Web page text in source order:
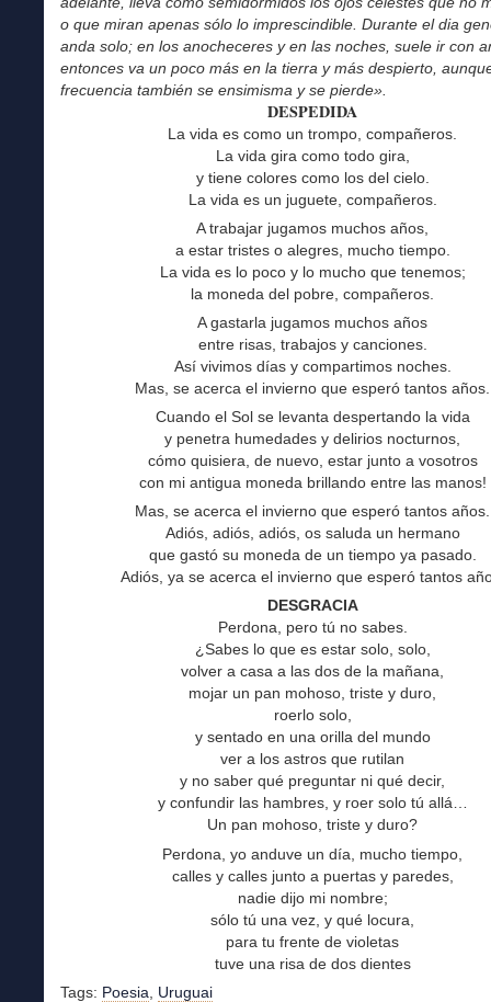
o que miran apenas sólo lo imprescindible. Durante el dia
anda solo; en los anocheceres y en las noches, suele ir con
entonces va un poco más en la tierra y más despierto,
frecuencia también se ensimisma y se pierde».
DESPEDIDA
La vida es como un trompo, compañeros.
La vida gira como todo gira,
y tiene colores como los del cielo.
La vida es un juguete, compañeros.
A trabajar jugamos muchos años,
a estar tristes o alegres, mucho tiempo.
La vida es lo poco y lo mucho que tenemos;
la moneda del pobre, compañeros.
A gastarla jugamos muchos años
entre risas, trabajos y canciones.
Así vivimos días y compartimos noches.
Mas, se acerca el invierno que esperó tantos años.
Cuando el Sol se levanta despertando la vida
y penetra humedades y delirios nocturnos,
cómo quisiera, de nuevo, estar junto a vosotros
con mi antigua moneda brillando entre las manos!
Mas, se acerca el invierno que esperó tantos años.
Adiós, adiós, adiós, os saluda un hermano
que gastó su moneda de un tiempo ya pasado.
Adiós, ya se acerca el invierno que esperó tantos
DESGRACIA
Perdona, pero tú no sabes.
¿Sabes lo que es estar solo, solo,
volver a casa a las dos de la mañana,
mojar un pan mohoso, triste y duro,
roerlo solo,
y sentado en una orilla del mundo
ver a los astros que rutilan
y no saber qué preguntar ni qué decir,
y confundir las hambres, y roer solo tú allá…
Un pan mohoso, triste y duro?
Perdona, yo anduve un día, mucho tiempo,
calles y calles junto a puertas y paredes,
nadie dijo mi nombre;
sólo tú una vez, y qué locura,
para tu frente de violetas
tuve una risa de dos dientes
Tags: Poesia Uruguai